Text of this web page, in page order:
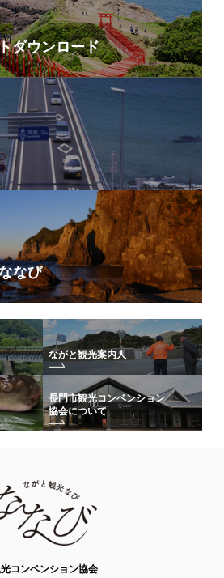
ダウンロード
なび
ながと観光案内人
長門市観光コンベンション
協会について
コンベンション協会